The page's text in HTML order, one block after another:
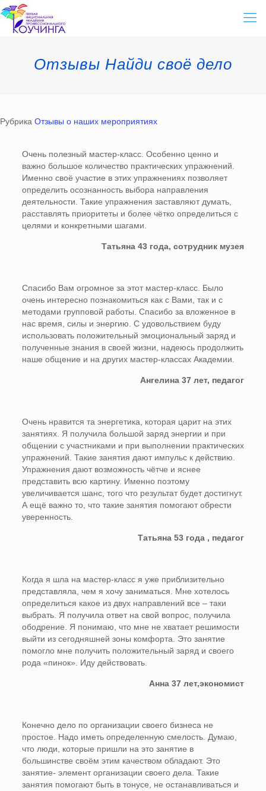
Отзывы Найди своё дело
Рубрика Отзывы о наших мероприятиях
Очень полезный мастер-класс. Особенно ценно и
важно большое количество практических упражнений.
Именно своё участие в этих упражнениях позволяет
определить осознанность выбора направления
деятельности. Такие упражнения заставляют думать,
расставлять приоритеты и более чётко определиться с
целями и конкретными шагами.
Татьяна 43 года, сотрудник музея
Спасибо Вам огромное за этот мастер-класс. Было
очень интересно познакомиться как с Вами, так и с
методами групповой работы. Спасибо за вложенное в
нас время, силы и энергию. С удовольствием буду
использовать положительный эмоциональный заряд и
полученные знания в своей жизни, надеюсь продолжить
наше общение и на других мастер-классах Академии.
Ангелина 37 лет, педагог
Очень нравится та энергетика, которая царит на этих
занятиях. Я получила большой заряд энергии и при
общении с участниками и при выполнении практических
упражнений. Такие занятия дают импульс к действию.
Упражнения дают возможность чётче и яснее
представить всю картину. Именно поэтому
увеличивается шанс, того что результат будет достигнут.
А ещё важно то, что такие занятия помогают обрести
уверенность.
Татьяна 53 года , педагог
Когда я шла на мастер-класс я уже приблизительно
представляла, чем я хочу заниматься. Мне хотелось
определиться какое из двух направлений все – таки
выбрать. Я получила ответ на свой вопрос, получила
ободрение. Я понимаю, что мне не хватает решимости
выйти из сегодняшней зоны комфорта. Это занятие
помогло мне получить положительный заряд и своего
рода «пинок». Иду действовать.
Анна 37 лет,экономист
Конечно дело по организации своего бизнеса не
простое. Надо иметь определенную смелость. Думаю,
что люди, которые пришли на это занятие в
большинстве своём этим качеством обладают. Это
занятие- элемент организации своего дела. Такие
занятия помогают быть в тонусе, не останавливаться и